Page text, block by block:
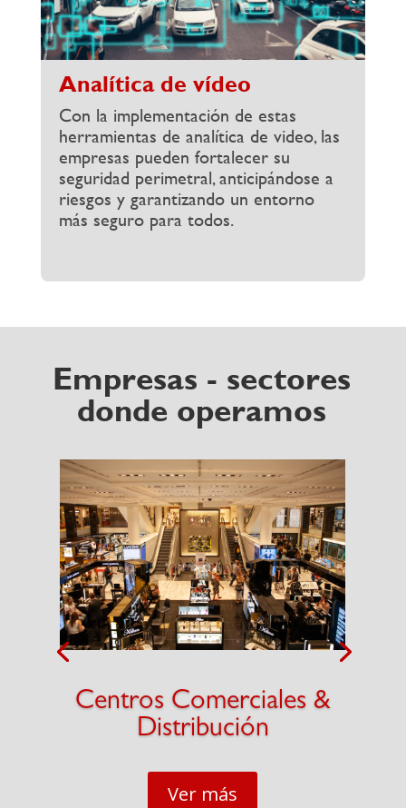
Analítica de vídeo
Con la implementación de estas
herramientas de analítica de video, las
empresas pueden fortalecer su
seguridad perimetral, anticipándose a
riesgos y garantizando un entorno
más seguro para todos.
Empresas - sectores
donde operamos
Centros Comerciales &
Distribución
Ver más